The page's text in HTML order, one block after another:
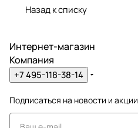
Назад к списку
Интернет-магазин
Компания
+7 495-118-38-14
Подписаться на новости и акции